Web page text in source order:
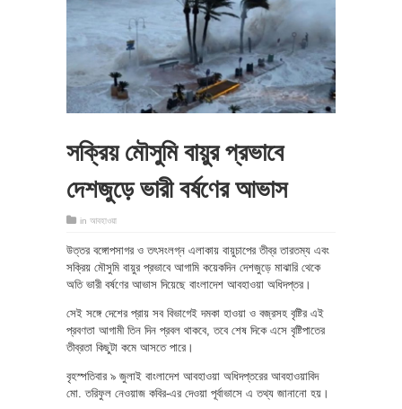
সক্রিয় মৌসুমি বায়ুর প্রভাবে
দেশজুড়ে ভারী বর্ষণের আভাস
in আবহাওয়া
উত্তর বঙ্গোপসাগর ও তৎসংলগ্ন এলাকায় বায়ুচাপের তীব্র তারতম্য এবং
সক্রিয় মৌসুমি বায়ুর প্রভাবে আগামি কয়েকদিন দেশজুড়ে মাঝারি থেকে
অতি ভারী বর্ষণের আভাস দিয়েছে বাংলাদেশ আবহাওয়া অধিদপ্তর।
সেই সঙ্গে দেশের প্রায় সব বিভাগেই দমকা হাওয়া ও বজ্রসহ বৃষ্টির এই
প্রবণতা আগামী তিন দিন প্রবল থাকবে, তবে শেষ দিকে এসে বৃষ্টিপাতের
তীব্রতা কিছুটা কমে আসতে পারে।
বৃহস্পতিবার ৯ জুলাই বাংলাদেশ আবহাওয়া অধিদপ্তরের আবহাওয়াবিদ
মো. তরিফুল নেওয়াজ কবির-এর দেওয়া পূর্বাভাসে এ তথ্য জানানো হয়।